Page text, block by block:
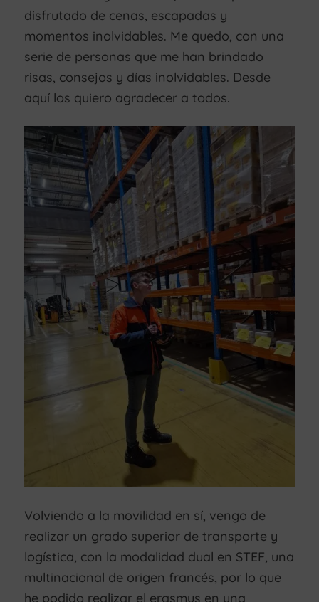
disfrutado de cenas, escapadas y
momentos inolvidables. Me quedo, con una
serie de personas que me han brindado
risas, consejos y días inolvidables. Desde
aquí los quiero agradecer a todos.
Volviendo a la movilidad en sí, vengo de
realizar un grado superior de transporte y
logística, con la modalidad dual en STEF, una
multinacional de origen francés, por lo que
he podido realizar el erasmus en una